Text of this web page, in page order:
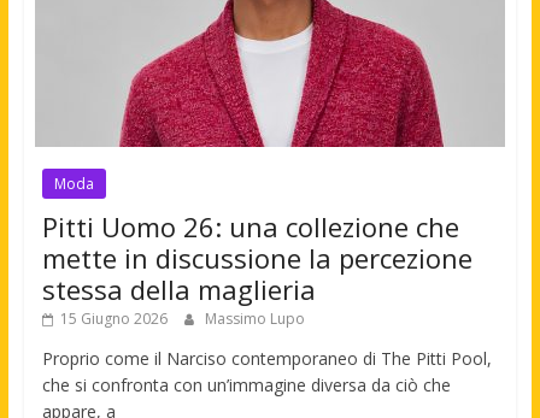
Moda
Pitti Uomo 26: una collezione che
mette in discussione la percezione
stessa della maglieria
15 Giugno 2026 Massimo Lupo
Proprio come il Narciso contemporaneo di The Pitti Pool,
che si confronta con un’immagine diversa da ciò che
appare, a